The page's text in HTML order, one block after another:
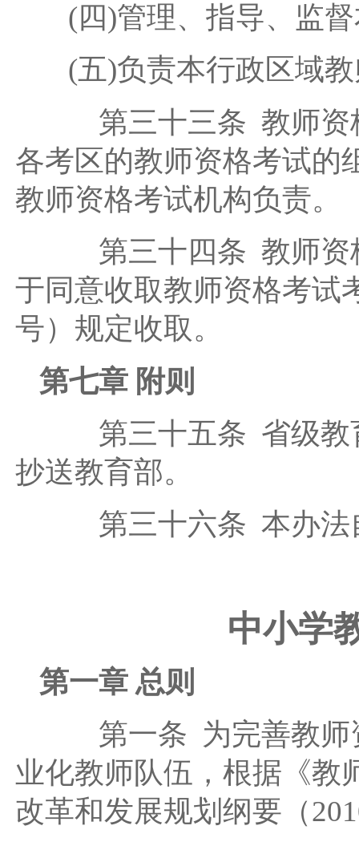
(四)管理、指导、监
(五)负责本行政区域
第三十三条 教师资
各考区的教师资格考试的
教师资格考试机构负责。
第三十四条 教师资
于同意收取教师资格考试
号）规定收取。
第七章 附则
第三十五条 省级教
抄送教育部。
第三十六条 本办法
中小学
第一章 总则
第一条 为完善教师
业化教师队伍，根据《教
改革和发展规划纲要（